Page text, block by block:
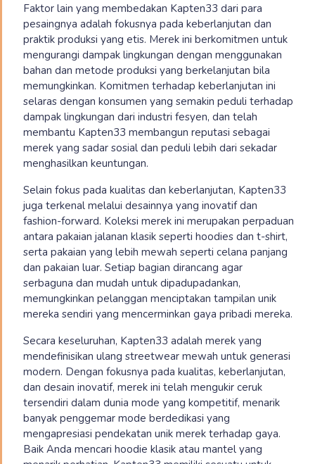
Faktor lain yang membedakan Kapten33 dari para
pesaingnya adalah fokusnya pada keberlanjutan dan
praktik produksi yang etis. Merek ini berkomitmen untuk
mengurangi dampak lingkungan dengan menggunakan
bahan dan metode produksi yang berkelanjutan bila
memungkinkan. Komitmen terhadap keberlanjutan ini
selaras dengan konsumen yang semakin peduli terhadap
dampak lingkungan dari industri fesyen, dan telah
membantu Kapten33 membangun reputasi sebagai
merek yang sadar sosial dan peduli lebih dari sekadar
menghasilkan keuntungan.
Selain fokus pada kualitas dan keberlanjutan, Kapten33
juga terkenal melalui desainnya yang inovatif dan
fashion-forward. Koleksi merek ini merupakan perpaduan
antara pakaian jalanan klasik seperti hoodies dan t-shirt,
serta pakaian yang lebih mewah seperti celana panjang
dan pakaian luar. Setiap bagian dirancang agar
serbaguna dan mudah untuk dipadupadankan,
memungkinkan pelanggan menciptakan tampilan unik
mereka sendiri yang mencerminkan gaya pribadi mereka.
Secara keseluruhan, Kapten33 adalah merek yang
mendefinisikan ulang streetwear mewah untuk generasi
modern. Dengan fokusnya pada kualitas, keberlanjutan,
dan desain inovatif, merek ini telah mengukir ceruk
tersendiri dalam dunia mode yang kompetitif, menarik
banyak penggemar mode berdedikasi yang
mengapresiasi pendekatan unik merek terhadap gaya.
Baik Anda mencari hoodie klasik atau mantel yang